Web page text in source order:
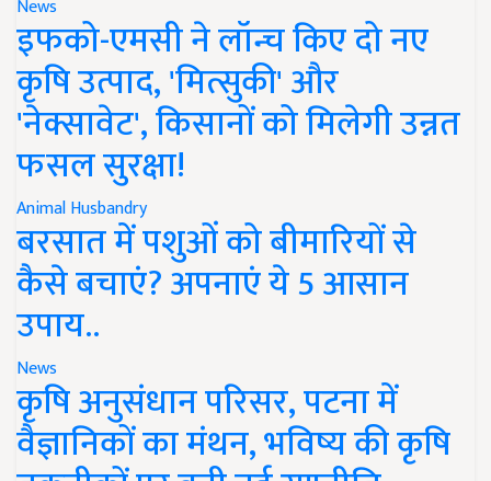
News
इफको-एमसी ने लॉन्च किए दो नए
कृषि उत्पाद, 'मित्सुकी' और
'नेक्सावेट', किसानों को मिलेगी उन्नत
फसल सुरक्षा!
Animal Husbandry
बरसात में पशुओं को बीमारियों से
कैसे बचाएं? अपनाएं ये 5 आसान
उपाय..
News
कृषि अनुसंधान परिसर, पटना में
वैज्ञानिकों का मंथन, भविष्य की कृषि